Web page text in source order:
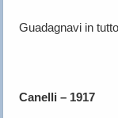
Guadagnavi in
Canelli – 1917